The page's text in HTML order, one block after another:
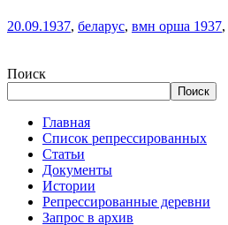
20.09.1937, беларус, вмн орша 1937,
Поиск
Поиск
Главная
Список репрессированных
Статьи
Документы
Истории
Репрессированные деревни
Запрос в архив